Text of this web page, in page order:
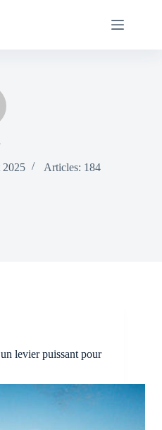
2025 Articles: 184
levier puissant pour